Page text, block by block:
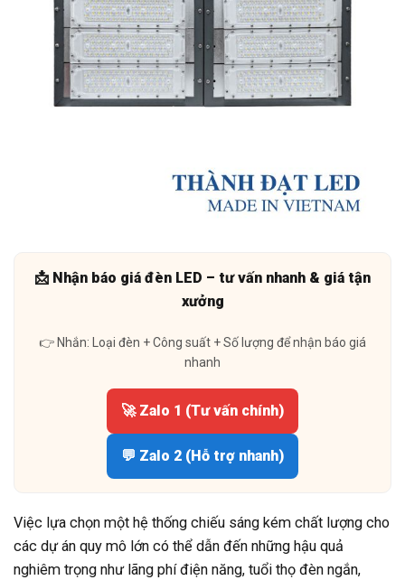
📩 Nhận báo giá đèn LED – tư vấn nhanh & giá tận
xưởng
👉 Nhắn: Loại đèn + Công suất + Số lượng để nhận báo giá
nhanh
🚀 Zalo 1 (Tư vấn chính)
💬 Zalo 2 (Hỗ trợ nhanh)
Việc lựa chọn một hệ thống chiếu sáng kém chất lượng cho
các dự án quy mô lớn có thể dẫn đến những hậu quả
nghiêm trọng như lãng phí điện năng, tuổi thọ đèn ngắn,